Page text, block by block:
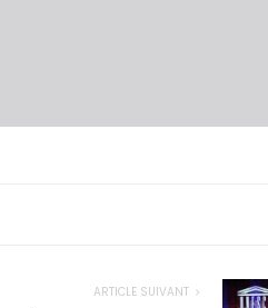
ARTICLE SUIVANT